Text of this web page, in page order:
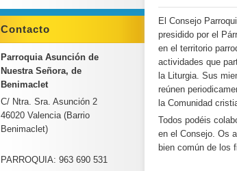
El Consejo
presidido por el
en el territorio
actividades que
la Liturgia. Sus
reúnen
la Comunidad
Todos podéis
en el Consejo. Os
bien común de los
Contacto
Parroquia Asunción de
Nuestra Señora, de
Benimaclet
C/ Ntra. Sra. Asunción 2
46020 Valencia (Barrio
Benimaclet)
PARROQUIA: 963 690 531